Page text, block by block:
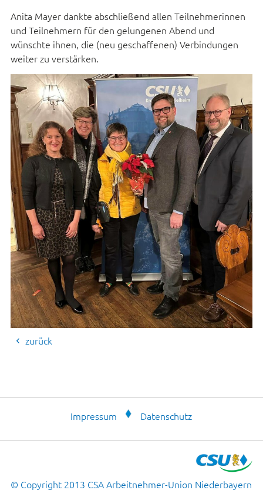
Anita Mayer dankte abschließend allen Teilnehmerinnen
und Teilnehmern für den gelungenen Abend und
wünschte ihnen, die (neu geschaffenen) Verbindungen
weiter zu verstärken.
zurück
Impressum Datenschutz
© Copyright 2013 CSA Arbeitnehmer-Union Niederbayern